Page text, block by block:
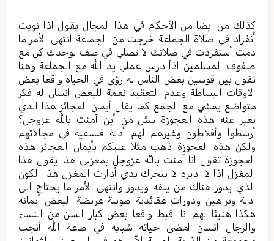
كذلك من ايضا من الأحكام في هذا المجال يقول اذا نويت
أنفراد في صلاة الجماعة خرجت من الجماعة انتهى الأمر ما
دمت أستفردت في صلاتك لا تصلي في صف لوحدك كن مع
صفوف المسلمين اذاً درس عملي يد الله مع الجماعة وهنا
نقول بين قوسين بعض الناس له رؤى في الحياة واقعا بعض
الاوقات البساطة وعدم التعقيد نعمة للبعض انسان له فكر
متواضع يمشي مع الجمع كما يقال أيمان العجائز هذا الذي
يعبر عنه هذه العجوزة سئل من أين آمنت بالله عزوجل؟
أرسطوا وأفلاطون وغيرهم لهم أدلة فلسفية في مجالاتهم
ولكن هذه العجوزة ذهب مثلا عليكم بأيمان العجائز هذه
العجوزة تقول انا آمنت بالله عزوجل بمغزلي هذا يقول هذا
المغزل اذا لا اديره لا يتحرك يدي أدارت المغزل هذا الكون
الذي يدور هناك من يلفه ويدور وانتهى الأمر ما يحتاج الى
ادلة وبراهين ودورات عقائدية طويلة عريضة البعض أيمانه
هكذا هنيئا لهم انا اقبط واقعا بعض كبار السن من النساء
والرجال انسان امضى حياته شبابه في طاعة الله أنجب